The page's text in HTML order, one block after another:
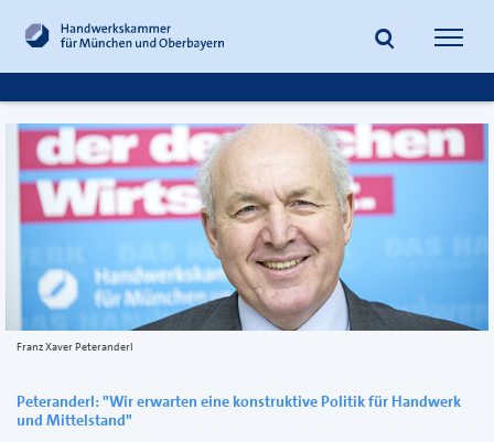
Inhalt
springen
Fußzeile
springen
Suche
Franz Xaver Peteranderl
Peteranderl: "Wir erwarten eine konstruktive Politik für Handwerk
und Mittelstand"